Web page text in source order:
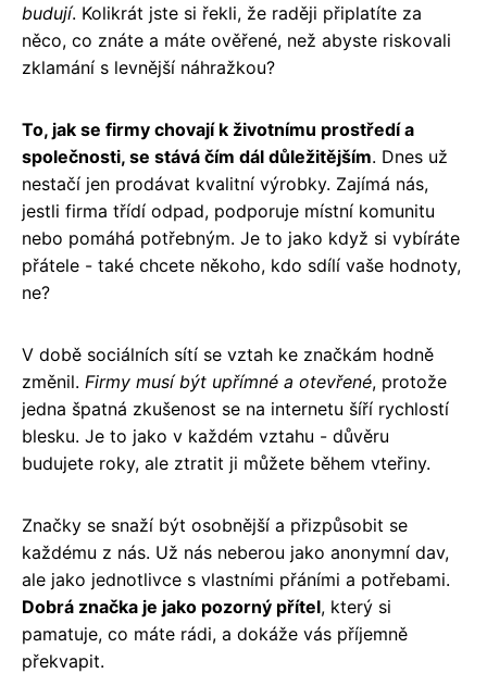
budují. Kolikrát jste si řekli, že raději připlatíte za
něco, co znáte a máte ověřené, než abyste riskovali
zklamání s levnější náhražkou?
To, jak se firmy chovají k životnímu prostředí a
společnosti, se stává čím dál důležitějším. Dnes už
nestačí jen prodávat kvalitní výrobky. Zajímá nás,
jestli firma třídí odpad, podporuje místní komunitu
nebo pomáhá potřebným. Je to jako když si vybíráte
přátele - také chcete někoho, kdo sdílí vaše hodnoty,
ne?
V době sociálních sítí se vztah ke značkám hodně
změnil. Firmy musí být upřímné a otevřené, protože
jedna špatná zkušenost se na internetu šíří rychlostí
blesku. Je to jako v každém vztahu - důvěru
budujete roky, ale ztratit ji můžete během vteřiny.
Značky se snaží být osobnější a přizpůsobit se
každému z nás. Už nás neberou jako anonymní dav,
ale jako jednotlivce s vlastními přáními a potřebami.
Dobrá značka je jako pozorný přítel, který si
pamatuje, co máte rádi, a dokáže vás příjemně
překvapit.